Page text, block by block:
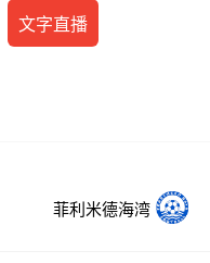
文字直播
菲利米德海湾